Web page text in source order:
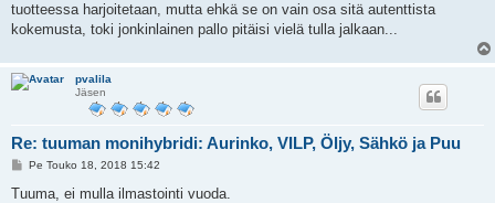
tuotteessa harjoitetaan, mutta ehkä se on vain osa sitä autenttista
kokemusta, toki jonkinlainen pallo pitäisi vielä tulla jalkaan...
pvalila
Jäsen
Re: tuuman monihybridi: Aurinko, VILP, Öljy, Sähkö ja Puu
V
e
Pe Touko 18, 2018 15:42
Tuuma, ei mulla ilmastointi vuoda.